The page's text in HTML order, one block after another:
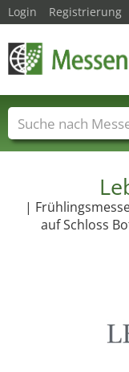
|
auf Schloss
Login Registrierung
Messenamen